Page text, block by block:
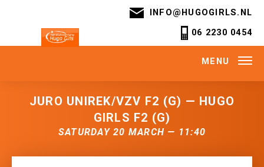
INFO@HUGOGIRLS.NL
06 2230 0454
MENU
JURO UNIREK/VZV F2 (G) — HUGO
GIRLS F2 (G)
SATURDAY 20 MARCH — 11:40